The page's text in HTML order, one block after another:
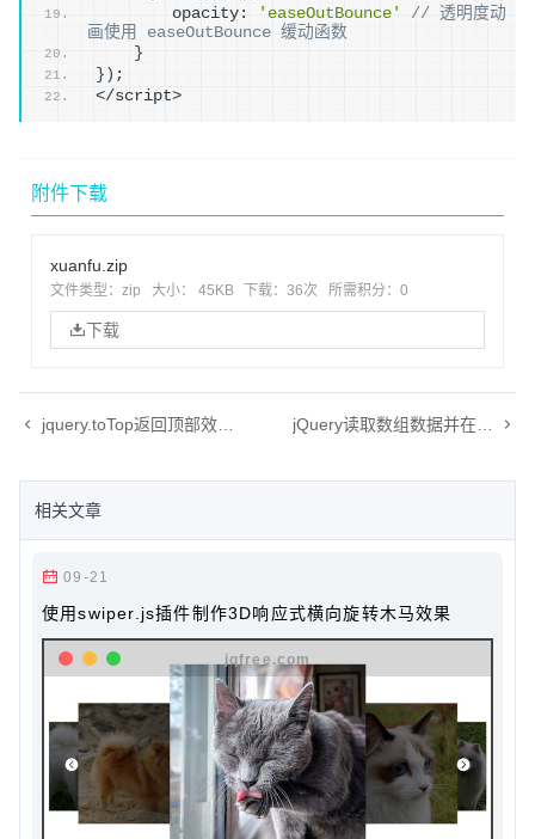
        opacity:
'easeOutBounce'
// 透明度动
画使用 easeOutBounce 缓动函数
}
} ) ;
</script>
附件下载
xuanfu.zip
文件类型：zip 大小： 45KB 下载： 36次 所需积分：0
下载
jquery.toTop返回顶部效果,鼠标下滑出现返回顶部按钮
相关文章
09-21
使用swiper.js插件制作3D响应式横向旋转木马效果